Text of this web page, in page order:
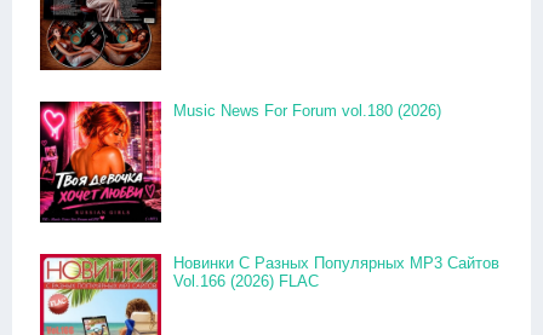
Music News For Forum vol.180 (2026)
Новинки С Разных Популярных MP3 Сайтов
Vol.166 (2026) FLAC